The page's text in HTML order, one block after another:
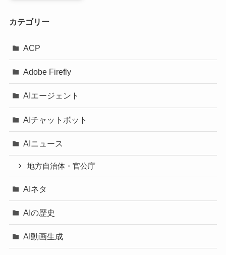
カテゴリー
ACP
Adobe Firefly
AIエージェント
AIチャットボット
AIニュース
地方自治体・官公庁
AIネタ
AIの歴史
AI動画生成